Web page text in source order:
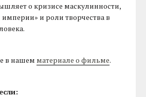
о кризисе маскулинности,
и роли творчества в
в нашем материале о фильме.